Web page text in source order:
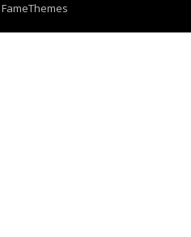
FameThemes